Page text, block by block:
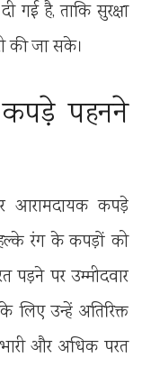
गई है, ताकि सुरक्षा
की जा सके।
पहनने
आरामदायक कपड़े
रंग के कपड़ों को
पड़ने पर उम्मीदवार
उन्हें अतिरिक्त
और अधिक परत